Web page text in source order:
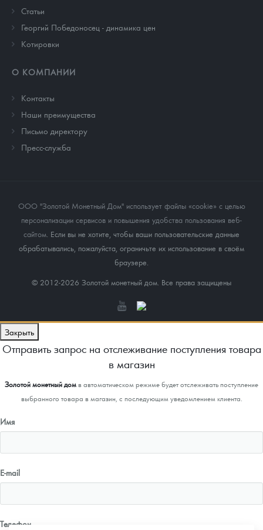
Cтатьи
Георгий Победоносец - динамика цен
Котировки
О КОМПАНИИ
Контакты
Наши преимущества
Письмо директору
Пресс-служба
ООО "Золотой Монетный Дом" использует файлы «cookie» с целью
персонализации сервисов и повышения удобства пользования веб-
сайтом . Если вы не хотите, чтобы ваши пользовательские данные
обрабатывались, пожалуйста, ограничьте их использование в своём
браузере.
© 2012-2026 Золотой монетный дом. Все права защищены
Закрыть
Отправить запрос на отслеживание поступления товара
в магазин
Золотой монетный домв автоматическом режиме будет отслеживать поступление
выбранного товара в магазин, с последующим уведомлением клиента.
Имя
E-mail
Телефон